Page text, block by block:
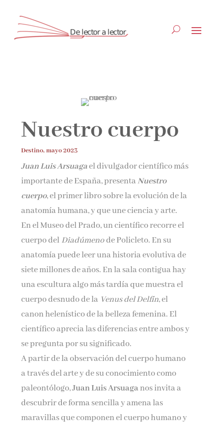
Nuestro cuerpo
Destino, mayo 2023
Juan Luis Arsuagael divulgador científico más
importante de España, presentaNuestro
cuerpo, el primer libro sobre la evolución de la
anatomía humana, y que une ciencia y arte.
En el Museo del Prado, un científico recorre el
cuerpo del Diadúmenode Policleto. En su
anatomía puede leer una historia evolutiva de
siete millones de años. En la sala contigua hay
una escultura algo más tardía que muestra el
cuerpo desnudo de la Venus del Delfín, el
canon helenístico de la belleza femenina. El
científico aprecia las diferencias entre ambos y
se pregunta por su significado.
A partir de la observación del cuerpo humano
a través del arte y de su conocimiento como
paleontólogo,Juan Luis Arsuaganos invita a
descubrir de forma sencilla y amena las
maravillas que componen el cuerpo humano y
¡Suscríbete y No Te Pierdas
Nada!
literatura y recibe las últimas noticias y
reseñas directamente en tu bandeja de entrada.
Email*
Por favor, acepta lostérminos y condiciones
de privacidad